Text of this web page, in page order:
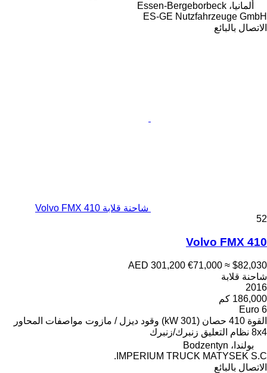
ألمانيا، Essen-Bergeborbeck
ES-GE Nutzfahrzeuge GmbH
الاتصال بالبائع
شاحنة قلابة Volvo FMX 410
52
Volvo FMX 410
AED 301,200 €71,000 ≈ $82,030
شاحنة قلابة
2016
186,000 كم
Euro 6
القوة 410 حصان (301 kW) وقود ديزل / مازوت مواصفات المحاور
8x4 نظام التعليق زنبرك/زنبرك
بولندا، Bodzentyn
IMPERIUM TRUCK MATYSEK S.C.
الاتصال بالبائع